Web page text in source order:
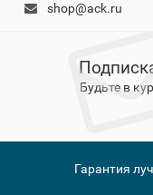
shop@ack.ru
Будьте в
Гарантия